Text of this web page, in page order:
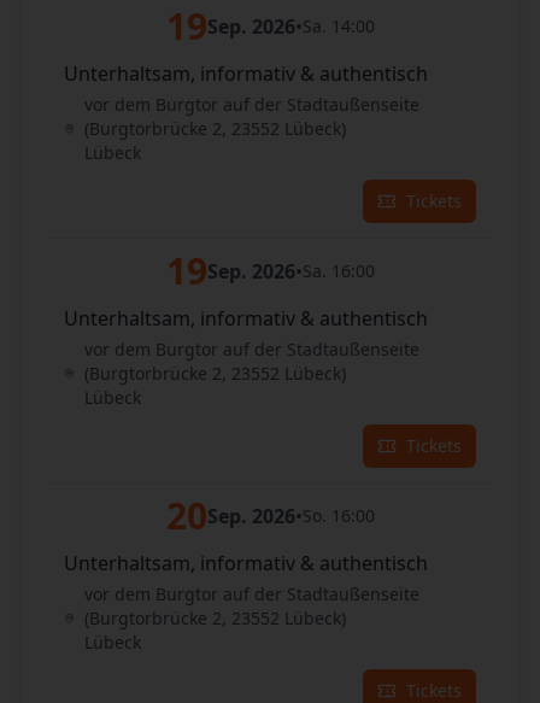
19Sep. 2026•Sa. 14:00
Unterhaltsam, informativ & authentisch
vor dem Burgtor auf der Stadtaußenseite
(Burgtorbrücke 2, 23552 Lübeck)
Lübeck
Tickets
19Sep. 2026•Sa. 16:00
Unterhaltsam, informativ & authentisch
vor dem Burgtor auf der Stadtaußenseite
(Burgtorbrücke 2, 23552 Lübeck)
Lübeck
Tickets
20Sep. 2026•So. 16:00
Unterhaltsam, informativ & authentisch
vor dem Burgtor auf der Stadtaußenseite
(Burgtorbrücke 2, 23552 Lübeck)
Lübeck
Tickets